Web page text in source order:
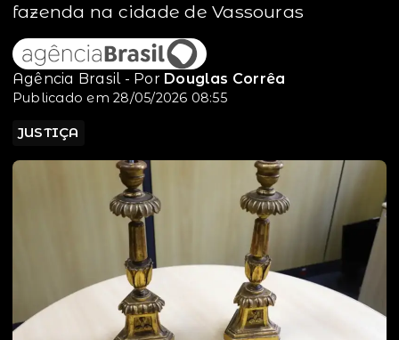
fazenda na cidade de Vassouras
Agência Brasil - Por Douglas Corrêa
Publicado em 28/05/2026 08:55
JUSTIÇA